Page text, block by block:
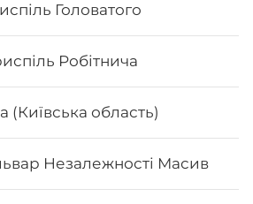
Головатого
Робітнича
(Київська область)
Незалежності Масив